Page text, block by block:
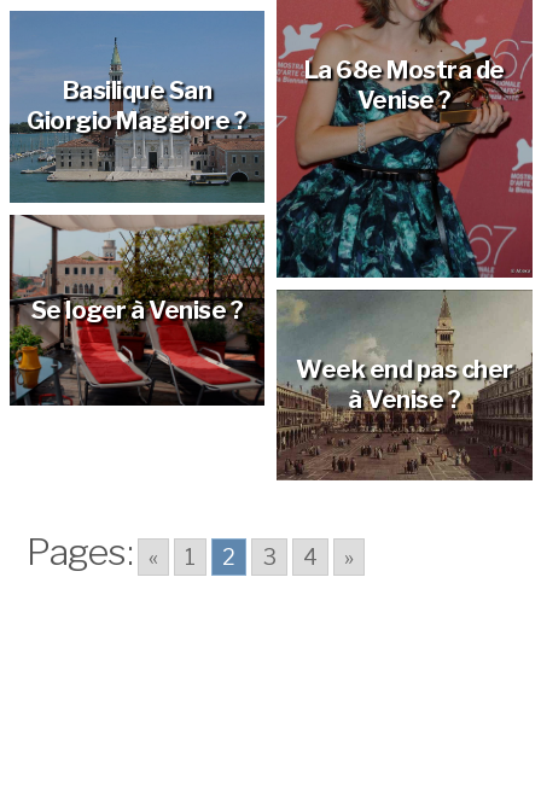
La 68e Mostra de
Venise ?
Basilique San
Giorgio Maggiore ?
Se loger à Venise ?
Week end pas cher
à Venise ?
Pages: « 1 2 3 4 »